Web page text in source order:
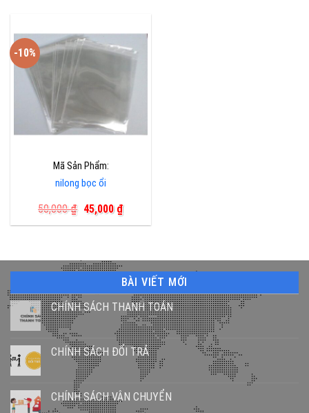
-10%
Mã Sản Phẩm:
nilong bọc ổi
50,000₫ Giá
gốc
là:
45,000 ₫Giá
hiện
tại
BÀI VIẾT MỚI
CHÍNH SÁCH THANH TOÁN
CHÍNH SÁCH ĐỔI TRẢ
CHÍNH SÁCH VẬN CHUYỂN